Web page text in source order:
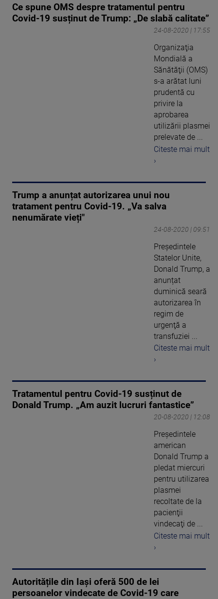
Ce spune OMS despre tratamentul pentru
Covid-19 susținut de Trump: „De slabă calitate”
24-08-2020 | 17:55
Organizaţia
Mondială a
Sănătăţii (OMS)
s-a arătat luni
prudentă cu
privire la
aprobarea
utilizării plasmei
prelevate de ...
Citeste mai mult
›
Trump a anunțat autorizarea unui nou
tratament pentru Covid-19. „Va salva
nenumărate vieți"
24-08-2020 | 09:51
Preşedintele
Statelor Unite,
Donald Trump, a
anunțat
duminică seară
autorizarea în
regim de
urgenţă a
transfuziei ...
Citeste mai mult
›
Tratamentul pentru Covid-19 susținut de
Donald Trump. „Am auzit lucruri fantastice”
20-08-2020 | 12:08
Preşedintele
american
Donald Trump a
pledat miercuri
pentru utilizarea
plasmei
recoltate de la
pacienţii
vindecaţi de ...
Citeste mai mult
›
Autoritățile din Iași oferă 500 de lei
persoanelor vindecate de Covid-19 care